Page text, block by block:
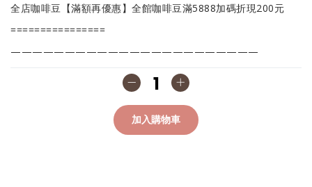
全店咖啡豆【滿額再優惠】全館咖啡豆滿5888加碼折現200元
================
———————————————————————
加入購物車